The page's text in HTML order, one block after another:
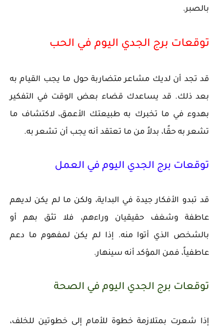
بالصبر.
توقعات برج الجدي اليوم في الحب
قد تجد أن لديك مشاعر متضاربة حول ما يجب القيام به
بعد ذلك. قد يساعدك قضاء بعض الوقت في التفكير
بهدوء في ما تخبرك به طبيعتك الأعمق، لاكتشاف ما
تشعر به حقًا، بدلاً من ما تعتقد أنه يجب أن تشعر به.
توقعات برج الجدي اليوم في العمل
قد تبدو الأفكار جيدة في البداية، ولكن ما لم يكن لديهم
عاطفة وشغف حقيقيان وراءهم، فلا تثق بهم أو
بالشخص الذي أتوا منه. إذا لم يكن لمفهوم ما دعم
عاطفياً، فمن المؤكد أنه سينهار.
توقعات برج الجدي اليوم في الصحة
إذا شعرت بمتلازمة خطوة للأمام إلى خطوتين للخلف،